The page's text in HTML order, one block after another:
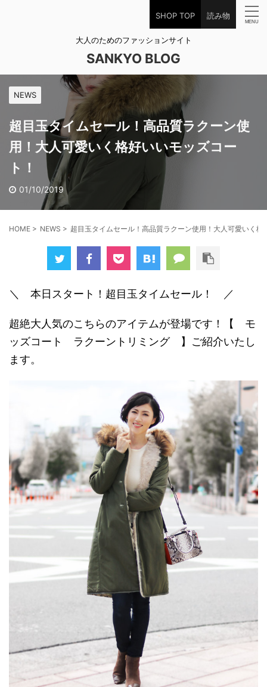
SHOP TOP 読み物
大人のためのファッションサイト
SANKYO BLOG
NEWS
超目玉タイムセール！高品質ラクーン使
用！大人可愛いく格好いいモッズコー
ト！
01/10/2019
HOME > NEWS > 超目玉タイムセール！高品質ラクーン使用！大人可愛いく格
＼ 本日スタート！超目玉タイムセール！ ／
超絶大人気のこちらのアイテムが登場です！【 モ
ッズコート ラクーントリミング 】ご紹介いたし
ます。